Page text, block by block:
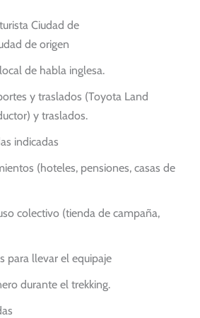
Ciudad de
de origen
de habla inglesa.
y traslados (Toyota Land
y traslados.
indicadas
(hoteles, pensiones, casas de
colectivo (tienda de campaña,
para llevar el equipaje
durante el trekking.